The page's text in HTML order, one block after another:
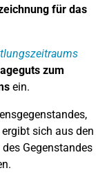
für das
zum
ein.
sich aus den
Gegenstandes